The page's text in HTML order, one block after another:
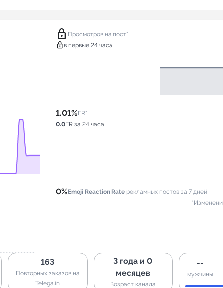
lock Просмотров на пост*
lock в первые 24 часа
1.01%ER*
0.0ER за 24 часа
0%Emoji Reaction Rate рекламных постов за 7 дней
163
Повторных заказов на
Telega.in
3 года и 0
месяцев
Возраст канала
--
мужчины